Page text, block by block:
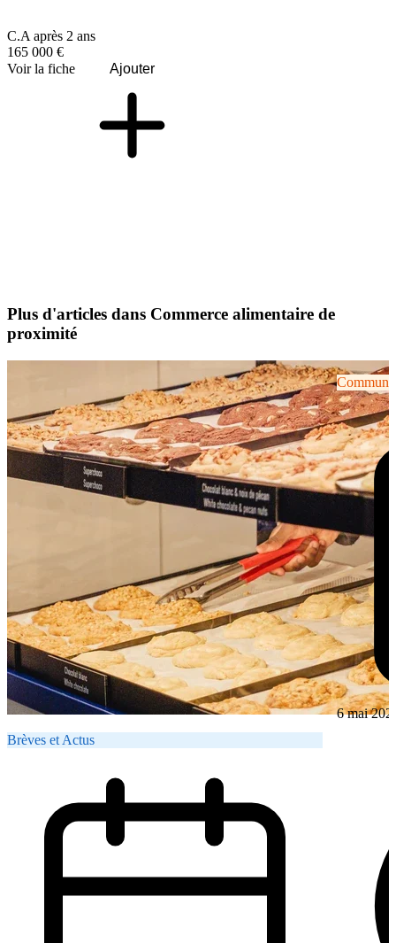
C.A après 2 ans
165 000 €
Voir la fiche
Ajouter
Plus d'articles dans Commerce alimentaire de
proximité
Brèves et Actus
6 mai